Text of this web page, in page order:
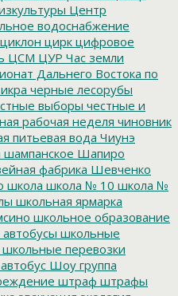
Центр
водоснабжение
циклон цирк цифровое
ЦСМ ЦУР Час земли
Дальнего Востока по
черные лесорубы
выборы честные и
рабочая неделя чиновник
питьевая вода Чиунэ
шампанское Шапиро
фабрика Шевченко
школа школа № 10 школа №
школьная ярмарка
школьное образование
школьные
школьные перевозки
Шоу группа
штраф штрафы